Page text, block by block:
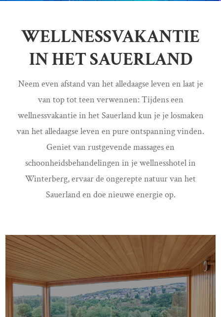
WELLNESSVAKANTIE
IN HET SAUERLAND
Neem even afstand van het alledaagse leven en laat je
van top tot teen verwennen: Tijdens een
wellnessvakantie in het Sauerland kun je je losmaken
van het alledaagse leven en pure ontspanning vinden.
Geniet van rustgevende massages en
schoonheidsbehandelingen in je wellnesshotel in
Winterberg, ervaar de ongerepte natuur van het
Sauerland en doe nieuwe energie op.